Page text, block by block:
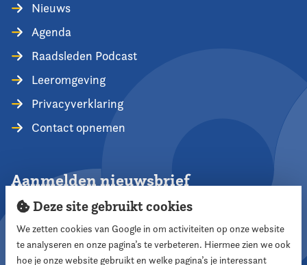
Nieuws
Agenda
Raadsleden Podcast
Leeromgeving
Privacyverklaring
Contact opnemen
Aanmelden nieuwsbrief
Aanmelden
Deze site gebruikt cookies
We zetten cookies van Google in om activiteiten op onze website
te analyseren en onze pagina’s te verbeteren. Hiermee zien we ook
hoe je onze website gebruikt en welke pagina’s je interessant